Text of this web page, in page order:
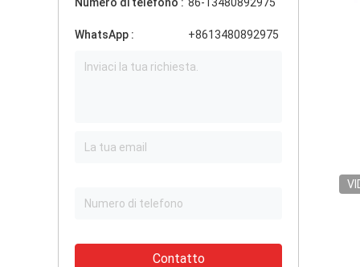
WhatsApp : +8613480892975
Contatto